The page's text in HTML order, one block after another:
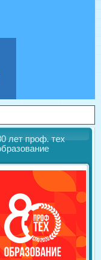
лет проф. тех